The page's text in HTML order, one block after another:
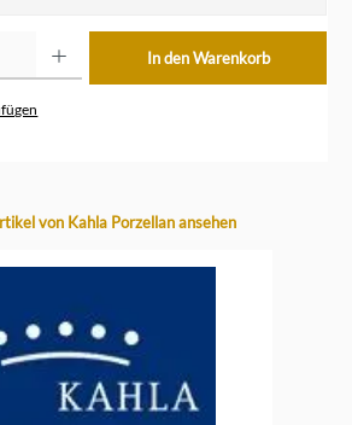
In den Warenkorb
von Kahla Porzellan ansehen